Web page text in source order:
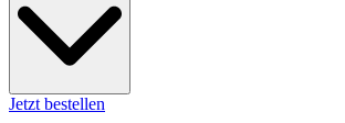
Jetzt bestellen